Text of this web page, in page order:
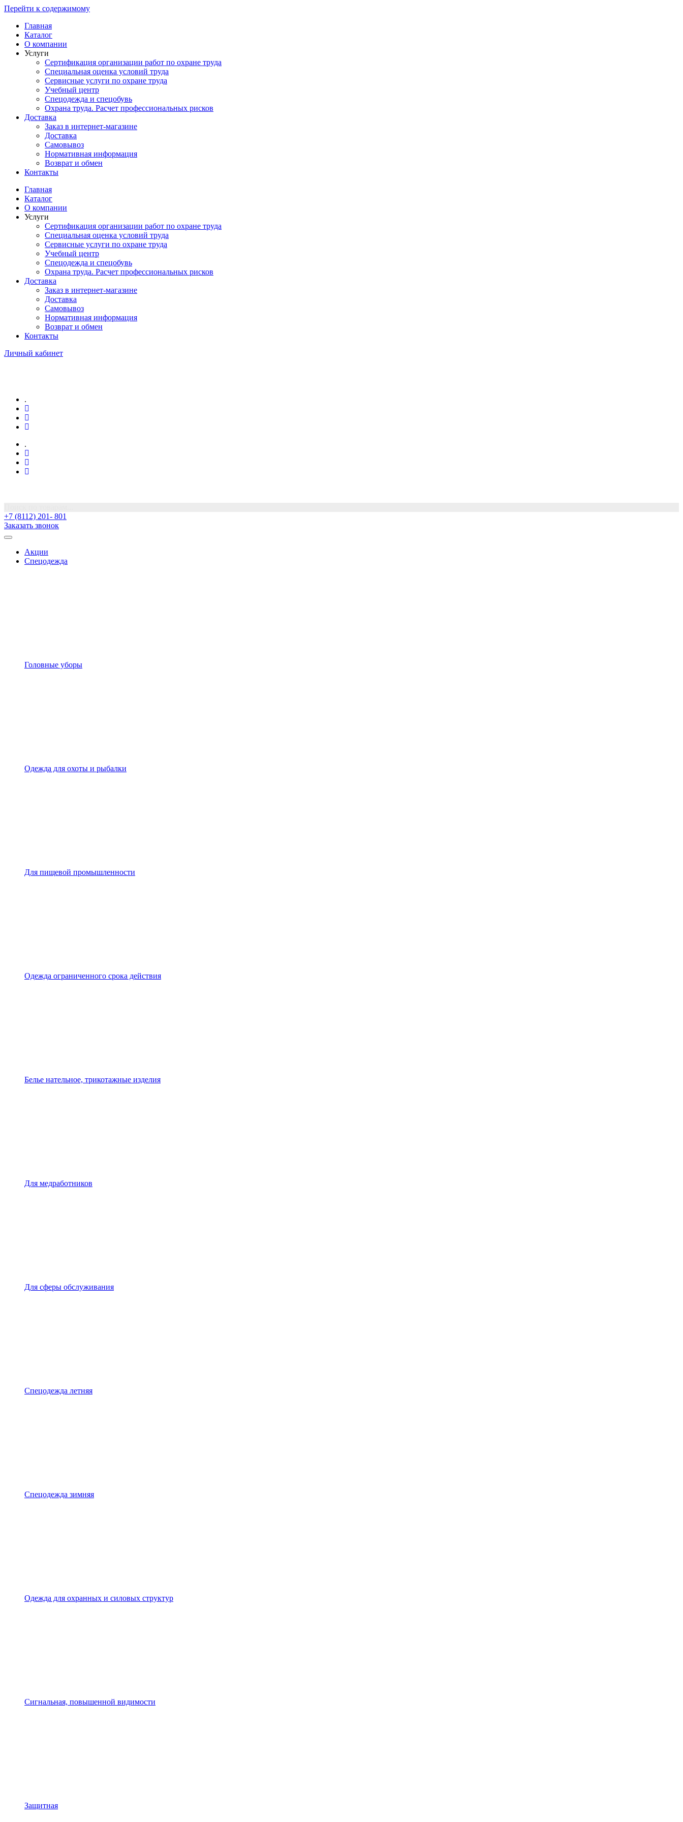
Перейти к содержимому
Главная
Каталог
О компании
Услуги
Сертификация организации работ по охране труда
Специальная оценка условий труда
Сервисные услуги по охране труда
Учебный центр
Спецодежда и спецобувь
Охрана труда. Расчет профессиональных рисков
Доставка
Заказ в интернет-магазине
Доставка
Самовывоз
Нормативная информация
Возврат и обмен
Контакты
Главная
Каталог
О компании
Услуги
Сертификация организации работ по охране труда
Специальная оценка условий труда
Сервисные услуги по охране труда
Учебный центр
Спецодежда и спецобувь
Охрана труда. Расчет профессиональных рисков
Доставка
Заказ в интернет-магазине
Доставка
Самовывоз
Нормативная информация
Возврат и обмен
Контакты
Личный кабинет
.
.
+7 (8112) 201- 801
Заказать звонок
Акции
Спецодежда
Головные уборы
Одежда для охоты и рыбалки
Для пищевой промышленности
Одежда ограниченного срока действия
Белье нательное, трикотажные изделия
Для медработников
Для сферы обслуживания
Спецодежда летняя
Спецодежда зимняя
Одежда для охранных и силовых структур
Сигнальная, повышенной видимости
Защитная